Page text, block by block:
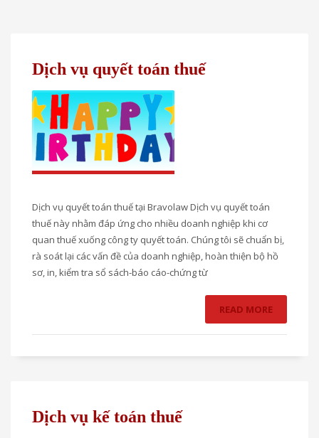
Dịch vụ quyết toán thuế
Dịch vụ quyết toán thuế tại Bravolaw Dịch vụ quyết toán
thuế này nhằm đáp ứng cho nhiều doanh nghiệp khi cơ
quan thuế xuống công ty quyết toán. Chúng tôi sẽ chuẩn bị,
rà soát lại các vấn đề của doanh nghiệp, hoàn thiện bộ hồ
sơ, in, kiểm tra sổ sách-báo cáo-chứng từ
READ MORE
Dịch vụ kế toán thuế